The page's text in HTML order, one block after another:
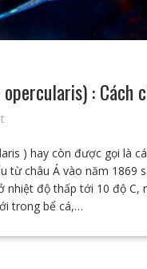
: Cách
) hay còn được gọi là
từ châu Á vào năm 1869
nhiệt độ thấp tới 10 độ
trong bể cá,…